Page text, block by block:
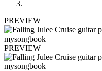
PREVIEW
PREVIEW